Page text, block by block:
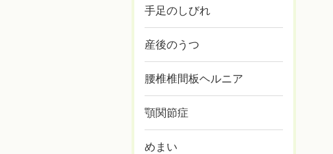
手足のしびれ
産後のうつ
腰椎椎間板ヘルニア
顎関節症
めまい